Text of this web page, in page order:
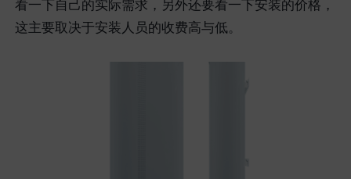
看一下自己的实际需求，另外还要看一下安装的价格，
这主要取决于安装人员的收费高与低。